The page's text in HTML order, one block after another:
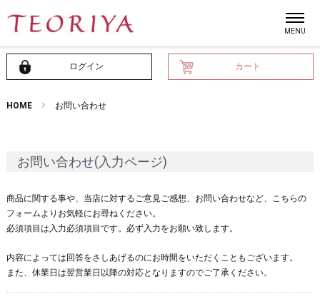
ログイン カート
HOME お問い合わせ
お問い合わせ(入力ページ)
商品に関する事や、当店に対するご意見ご感想、お問い合わせなど、こちらの
フォームよりお気軽にお尋ねください。
必須項目は入力必須項目です。必ず入力をお願い致します。
内容によっては回答をさしあげるのにお時間をいただくこともございます。
また、休業日は翌営業日以降の対応となりますのでご了承ください。